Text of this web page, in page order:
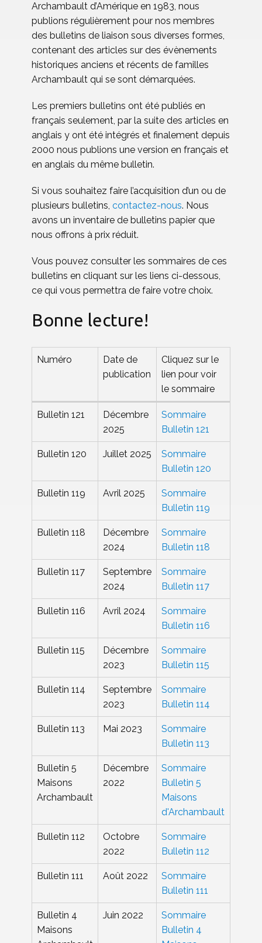
Archambault d’Amérique en 1983, nous
publions régulièrement pour nos membres
des bulletins de liaison sous diverses formes,
contenant des articles sur des évènements
historiques anciens et récents de familles
Archambault qui se sont démarquées.
Les premiers bulletins ont été publiés en
français seulement, par la suite des articles en
anglais y ont été intégrés et finalement depuis
2000 nous publions une version en français et
en anglais du même bulletin.
Si vous souhaitez faire l’acquisition d’un ou de
plusieurs bulletins, contactez-nous. Nous
avons un inventaire de bulletins papier que
nous offrons à prix réduit.
Vous pouvez consulter les sommaires de ces
bulletins en cliquant sur les liens ci-dessous,
ce qui vous permettra de faire votre choix.
Bonne lecture!
Numéro
Date de
publication
Cliquez sur le
lien pour voir
le sommaire
Numéro
Date de
publication
Cliquez sur le
lien pour voir
le sommaire
Bulletin 121
Décembre
2025
Sommaire
Bulletin 121
Bulletin 120 Juillet 2025
Sommaire
Bulletin 120
Bulletin 119 Avril 2025
Sommaire
Bulletin 119
Bulletin 118
Décembre
2024
Sommaire
Bulletin 118
Bulletin 117
Septembre
2024
Sommaire
Bulletin 117
Bulletin 116 Avril 2024
Sommaire
Bulletin 116
Bulletin 115
Décembre
2023
Sommaire
Bulletin 115
Bulletin 114
Septembre
2023
Sommaire
Bulletin 114
Bulletin 113 Mai 2023
Sommaire
Bulletin 113
Bulletin 5
Maisons
Archambault
Décembre
2022
Sommaire
Bulletin 5
Maisons
d'Archambault
Bulletin 112
Octobre
2022
Sommaire
Bulletin 112
Bulletin 111 Août 2022
Sommaire
Bulletin 111
Bulletin 4
Maisons
Juin 2022
Sommaire
Bulletin 4